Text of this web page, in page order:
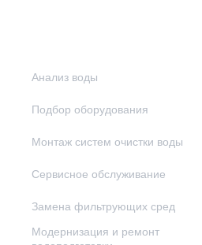
Анализ воды
Подбор оборудования
Монтаж систем очистки воды
Сервисное обслуживание
Замена фильтрующих сред
Модернизация и ремонт